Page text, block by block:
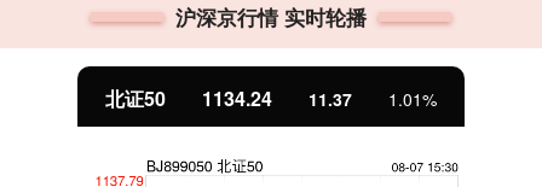
沪深京行情 实时轮播
北证50 1134.24 11.37 1.01%